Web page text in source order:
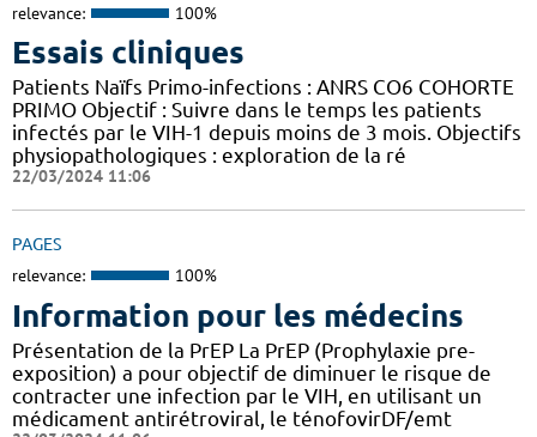
relevance: 100%
Essais cliniques
Patients Naïfs Primo-infections : ANRS CO6 COHORTE
PRIMO Objectif : Suivre dans le temps les patients
infectés par le VIH-1 depuis moins de 3 mois. Objectifs
physiopathologiques : exploration de la ré
22/03/2024 11:06
PAGES
relevance: 100%
Information pour les médecins
Présentation de la PrEP La PrEP (Prophylaxie pre-
exposition) a pour objectif de diminuer le risque de
contracter une infection par le VIH, en utilisant un
médicament antirétroviral, le ténofovirDF/emt